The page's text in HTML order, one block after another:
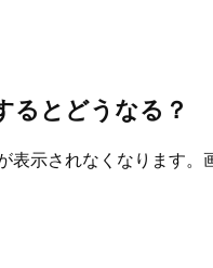
るとどうなる？
表示されなくなります